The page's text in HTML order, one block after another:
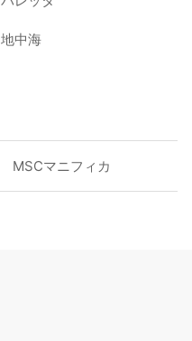
地中海
MSCマニフィカ